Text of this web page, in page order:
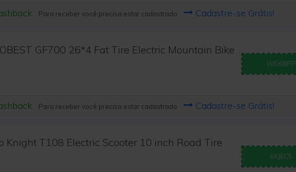
Para receber você precisa estar cadastrado Cadastre-se Grátis!
GF700 26*4 Fat Tire Electric Mountain Bike
WEXBPP
Para receber você precisa estar cadastrado Cadastre-se Grátis!
Knight T108 Electric Scooter 10 inch Road Tire
6KJEC5